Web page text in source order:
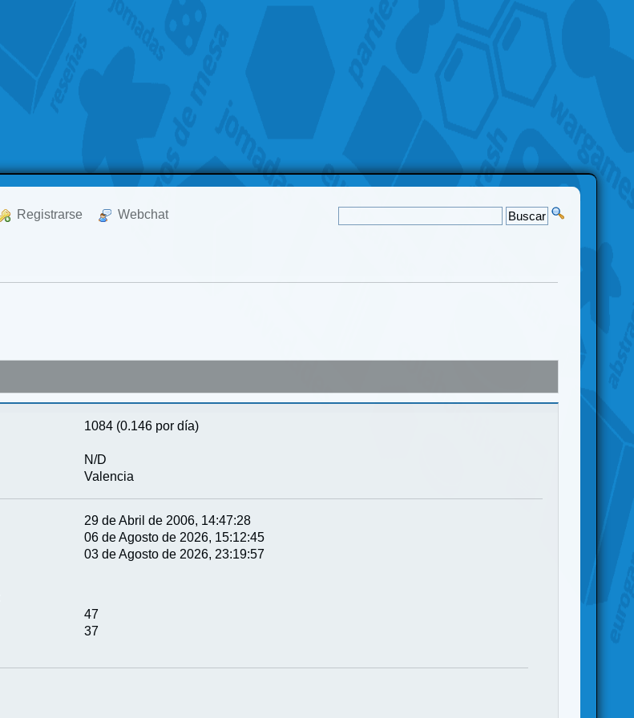
Registrarse Webchat
1084 (0.146 por día)
N/D
Valencia
29 de Abril de 2006, 14:47:28
06 de Agosto de 2026, 15:12:45
03 de Agosto de 2026, 23:19:57
47
37